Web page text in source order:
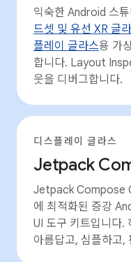
익숙한 Android 스
드셋 및 유선 XR 글
플레이 글라스용 가
합니다. Layout
웃을 디버그합니다.
디스플레이 글라스
Jetpack
Jetpack Compose
에 최적화된 증강
UI 도구 키트입니다.
아름답고, 심플하고,